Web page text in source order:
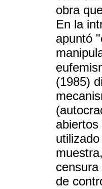
obra
En la
apuntó
(1985)
de